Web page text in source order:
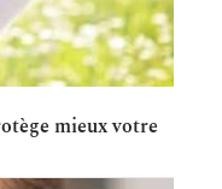
mieux votre